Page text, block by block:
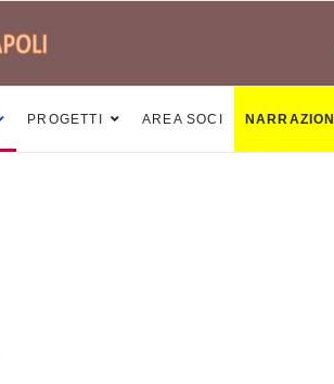
PROGETTI AREA SOCI NARRAZIONI